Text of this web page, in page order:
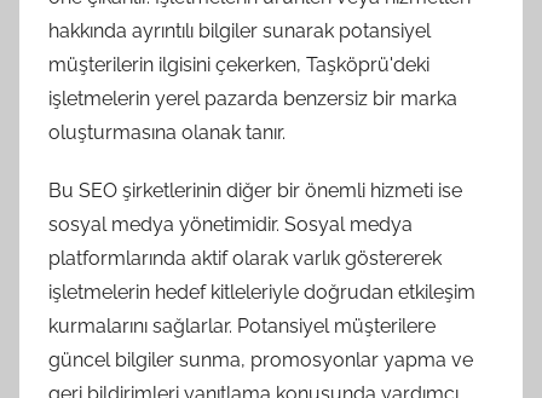
hakkında ayrıntılı bilgiler sunarak potansiyel
müşterilerin ilgisini çekerken, Taşköprü'deki
işletmelerin yerel pazarda benzersiz bir marka
oluşturmasına olanak tanır.
Bu SEO şirketlerinin diğer bir önemli hizmeti ise
sosyal medya yönetimidir. Sosyal medya
platformlarında aktif olarak varlık göstererek
işletmelerin hedef kitleleriyle doğrudan etkileşim
kurmalarını sağlarlar. Potansiyel müşterilere
güncel bilgiler sunma, promosyonlar yapma ve